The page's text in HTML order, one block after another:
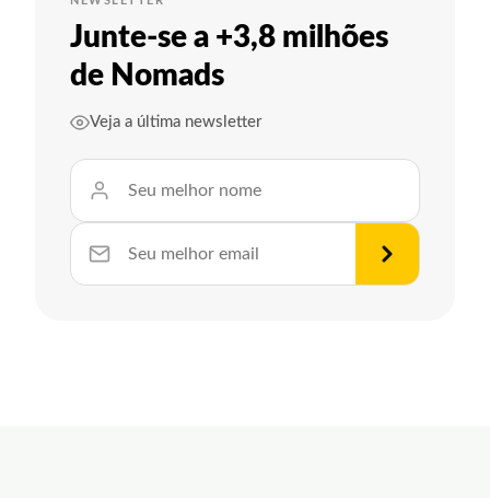
Junte-se a +3,8 milhões
de Nomads
Veja a última newsletter